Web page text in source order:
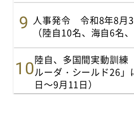
人事発令 令和8年8月
（陸自10名、海自6名
陸自、多国間実動訓練
ルーダ・シールド26
日～9月11日）